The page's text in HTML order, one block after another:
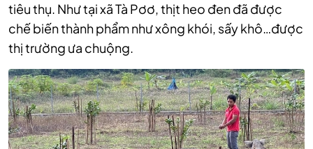
tiêu thụ. Như tại xã Tà Pơơ, thịt heo đen đã được
chế biến thành phẩm như xông khói, sấy khô…được
thị trường ưa chuộng.